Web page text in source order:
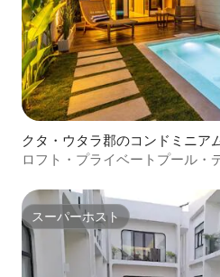
クタ・ウタラ郡のコンドミニア
ロフト・プライベートプール・
スーパーホスト
スーパーホスト